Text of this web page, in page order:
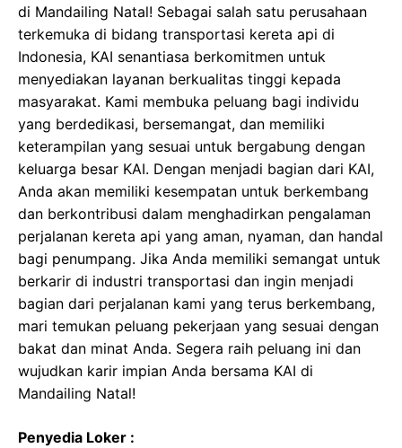
di Mandailing Natal! Sebagai salah satu perusahaan
terkemuka di bidang transportasi kereta api di
Indonesia, KAI senantiasa berkomitmen untuk
menyediakan layanan berkualitas tinggi kepada
masyarakat. Kami membuka peluang bagi individu
yang berdedikasi, bersemangat, dan memiliki
keterampilan yang sesuai untuk bergabung dengan
keluarga besar KAI. Dengan menjadi bagian dari KAI,
Anda akan memiliki kesempatan untuk berkembang
dan berkontribusi dalam menghadirkan pengalaman
perjalanan kereta api yang aman, nyaman, dan handal
bagi penumpang. Jika Anda memiliki semangat untuk
berkarir di industri transportasi dan ingin menjadi
bagian dari perjalanan kami yang terus berkembang,
mari temukan peluang pekerjaan yang sesuai dengan
bakat dan minat Anda. Segera raih peluang ini dan
wujudkan karir impian Anda bersama KAI di
Mandailing Natal!
Penyedia Loker :